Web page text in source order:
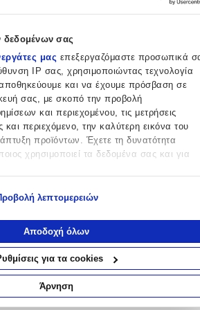
σας
μας επεξεργαζόμαστε προσωπικά
IP σας, χρησιμοποιώντας τεχνολογία
και να έχουμε πρόσβαση σε
σας, με σκοπό την προβολή
και περιεχομένου, τις μετρήσεις
και περιεχόμενο, την καλύτερη εικόνα του
προϊόντων. Έχετε τη δυνατότητα
χρησιμοποιεί τα δεδομένα σας και για
θέλαμε επίσης:
μπορεί να είναι ακριβείς σε απόσταση
τη συσκευή σας σαρώνοντας ενεργά για
(δακτυλικό αποτύπωμα)
με τον τρόπο επεξεργασίας των
και καθορίστε τις προτιμήσεις σας
λεπτομερειών
Αποδοχή όλων
για τα cookies
Άρνηση